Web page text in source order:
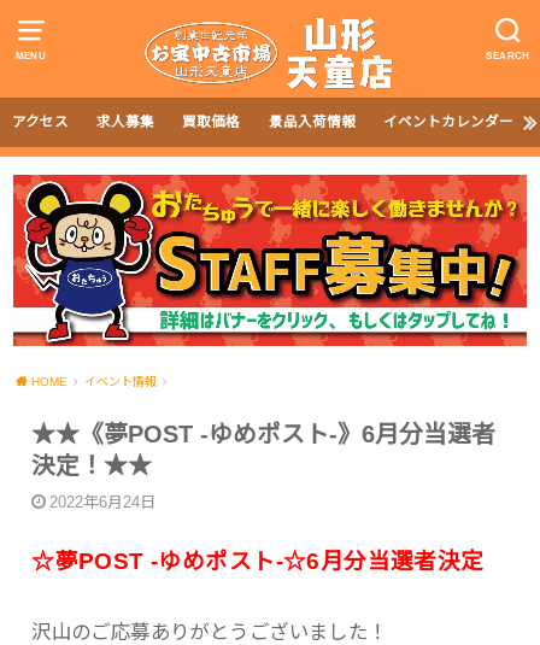
MENU SEARCH
アクセス 求人募集 買取価格 景品入荷情報 イベントカレンダー
HOME イベント情報
★★《夢POST -ゆめポスト-》6月分当選者
決定！★★
2022年6月24日
☆夢POST -ゆめポスト-☆6月分当選者決定
沢山のご応募ありがとうございました！